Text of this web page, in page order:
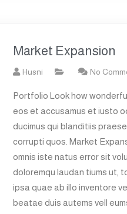
Market Expansion
Husni No
Portfolio Look how
eos et accusamus et iusto
ducimus qui blanditiis
corrupti quos. Market
omnis iste natus error sit
doloremqu laudan tiums ut,
ipsa quae ab illo inventore
beatae duis autems vell